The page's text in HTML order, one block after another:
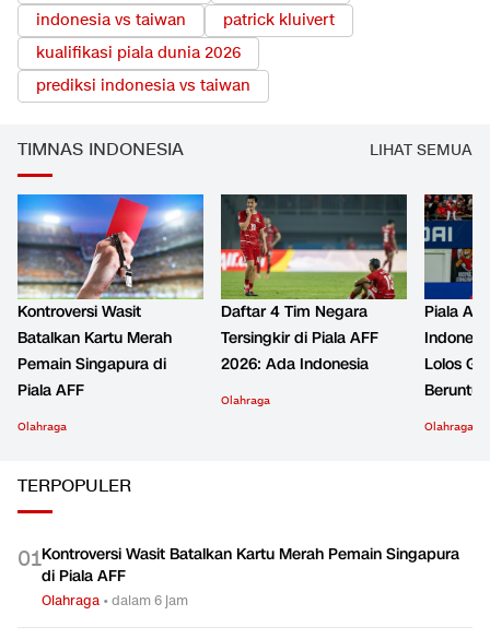
indonesia vs taiwan
patrick kluivert
kualifikasi piala dunia 2026
prediksi indonesia vs taiwan
TIMNAS INDONESIA LIHAT SEMUA
Kontroversi Wasit
Batalkan Kartu Merah
Pemain Singapura di
Piala AFF
Olahraga
Daftar 4 Tim Negara
Tersingkir di Piala AFF
2026: Ada Indonesia
Olahraga
Piala
Lolos
Beruntun
Olahraga
TERPOPULER
01Kontroversi Wasit Batalkan Kartu Merah Pemain Singapura
di Piala AFF
Olahraga •dalam 6 jam